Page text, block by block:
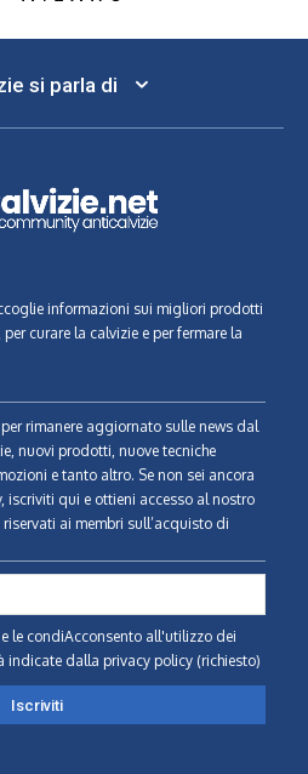
si parla di
informazioni sui migliori prodotti
curare la calvizie e per fermare la
rimanere aggiornato sulle news dal
nuovi prodotti, nuove tecniche
e tanto altro. Se non sei ancora
iscriviti qui e ottieni accesso al nostro
ai membri sull’acquisto di
le condiAcconsento all'utilizzo dei
indicate dalla privacy policy (richiesto)